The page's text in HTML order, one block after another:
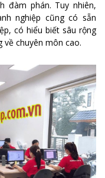
đàm phán. Tuy nhiên,
nghiệp cũng có sẵn
có hiểu biết sâu rộng
chuyên môn cao.